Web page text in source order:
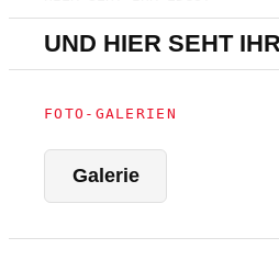
UND HIER SEHT
FOTO-GALERIEN
Galerie